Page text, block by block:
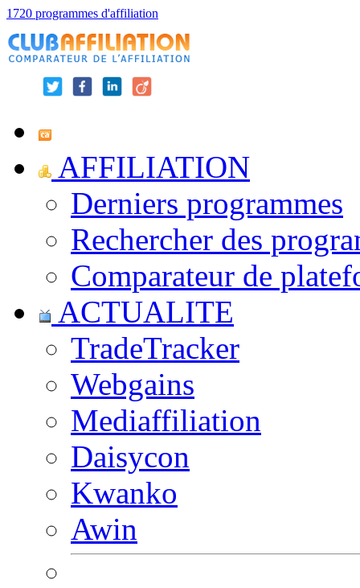
1720 programmes d'affiliation
AFFILIATION
Derniers programmes
Rechercher des
Comparateur de
ACTUALITE
TradeTracker
Webgains
Mediaffiliation
Daisycon
Kwanko
Awin